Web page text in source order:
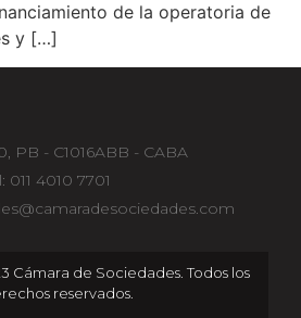
de la operatoria de
y […]
PB - C1016ABB - CABA
011 4010 7701
Cámara de Sociedades. Todos los
reservados.